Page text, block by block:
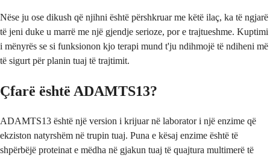
Nëse ju ose dikush që njihni është përshkruar me këtë ilaç, ka të ngjarë
të jeni duke u marrë me një gjendje serioze, por e trajtueshme. Kuptimi
i mënyrës se si funksionon kjo terapi mund t'ju ndihmojë të ndiheni më
të sigurt për planin tuaj të trajtimit.
Çfarë është ADAMTS13?
ADAMTS13 është një version i krijuar në laborator i një enzime që
ekziston natyrshëm në trupin tuaj. Puna e kësaj enzime është të
shpërbëjë proteinat e mëdha në gjakun tuaj të quajtura multimerë të